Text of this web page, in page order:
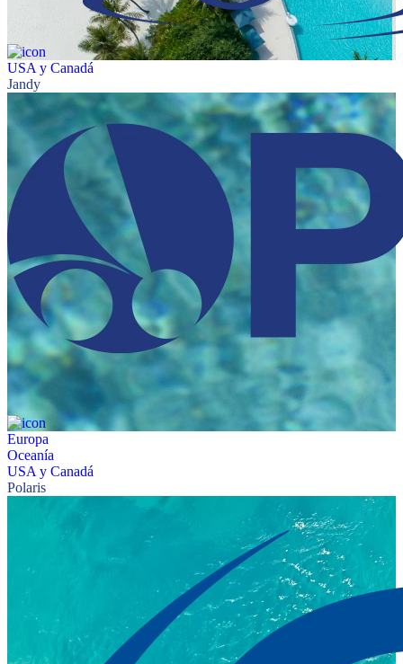
USA y Canadá
Jandy
Europa
Oceanía
USA y Canadá
Polaris